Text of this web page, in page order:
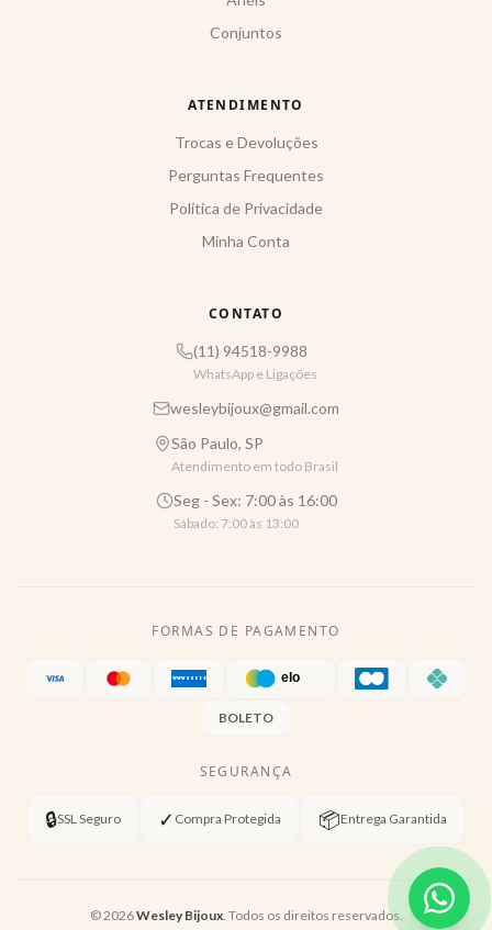
Conjuntos
ATENDIMENTO
Trocas e Devoluções
Perguntas Frequentes
Política de Privacidade
Minha Conta
CONTATO
(11) 94518-9988
WhatsApp e Ligações
wesleybijoux@gmail.com
São Paulo, SP
Atendimento em todo Brasil
Seg - Sex: 7:00 às 16:00
Sábado: 7:00 às 13:00
FORMAS DE PAGAMENTO
BOLETO
SEGURANÇA
🔒SSL Seguro ✓ Compra Protegida 📦Entrega Garantida
©2026Wesley Bijoux. Todos os direitos reservados.